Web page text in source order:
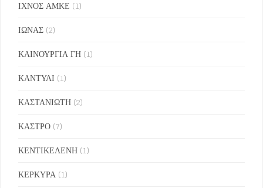
ΙΧΝΟΣ ΑΜΚΕ (1)
ΙΩΝΑΣ (2)
ΚΑΙΝΟΥΡΓΙΑ ΓΗ (1)
ΚΑΝΤΥΛΙ (1)
ΚΑΣΤΑΝΙΩΤΗ (2)
ΚΑΣΤΡΟ (7)
ΚΕΝΤΙΚΕΛΕΝΗ (1)
ΚΕΡΚΥΡΑ (1)